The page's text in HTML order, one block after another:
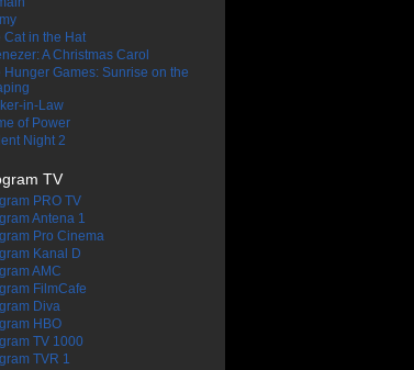
Cat in the Hat
A Christmas Carol
Hunger Games: Sunrise on the
in-Law
of Power
Night 2
TV
PRO TV
Antena 1
Pro Cinema
Kanal D
AMC
FilmCafe
Diva
HBO
TV 1000
TVR 1